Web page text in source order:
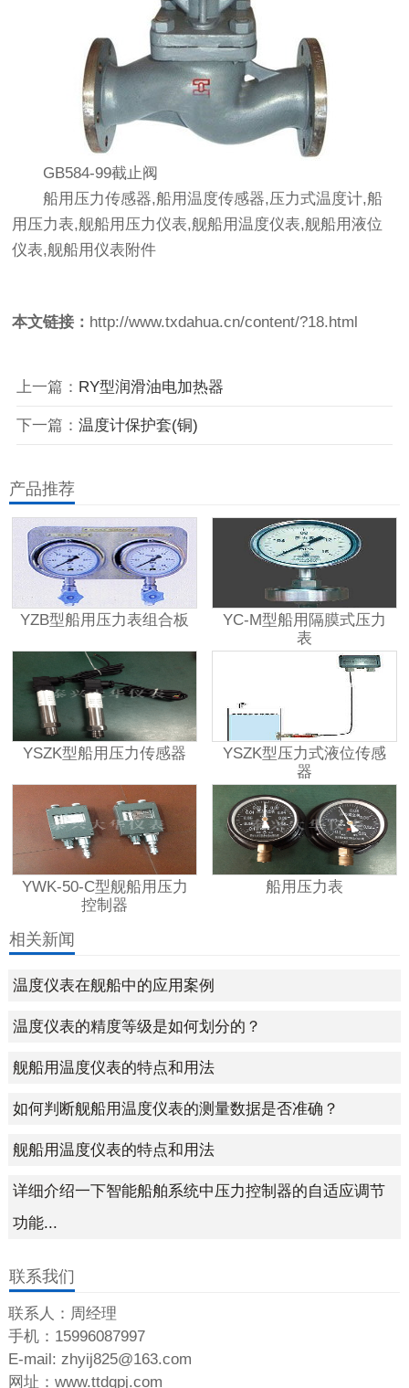
GB584-99截止阀
船用压力传感器,船用温度传感器,压力式温度计,船
用压力表,舰船用压力仪表,舰船用温度仪表,舰船用液位
仪表,舰船用仪表附件
本文链接： http://www.txdahua.cn/content/?18.html
上一篇： RY型润滑油电加热器
下一篇： 温度计保护套(铜)
产品推荐
YZB型船用压力表组合板
YC-M型船用隔膜式压力
表
YSZK型船用压力传感器
YSZK型压力式液位传感
器
YWK-50-C型舰船用压力
控制器
船用压力表
相关新闻
温度仪表在舰船中的应用案例
温度仪表的精度等级是如何划分的？
舰船用温度仪表的特点和用法
如何判断舰船用温度仪表的测量数据是否准确？
舰船用温度仪表的特点和用法
详细介绍一下智能船舶系统中压力控制器的自适应调节
功能...
联系我们
联系人：周经理
手机：15996087997
E-mail: zhyij825@163.com
网址：www.ttdqpj.com